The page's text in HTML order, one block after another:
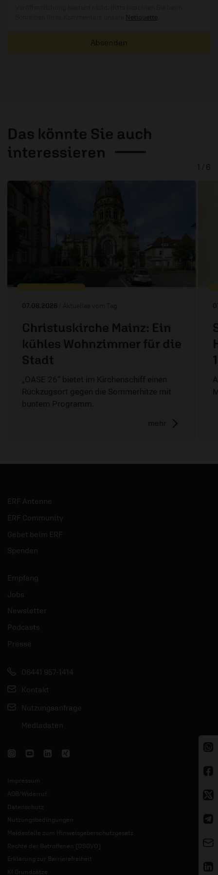
Netiquette
Absenden
Das könnte Sie auch
interessieren
07.08.2026 / Aktuelles vom Tag
Christuskirche Mainz: Ein
kühles Wohnzimmer für die
Stadt
„OASE 26“ bietet im Kirchenschiff einen
Rückzugsort gegen die Sommerhitze mit
buntem Programm.
mehr
1 / 6
ERF Antenne
ERF Community
Gebet beim ERF
Spenden
Empfang
Jobs
Newsletter
Podcasts
Presse
06441 957-1414
Kontakt
Nutzungsanfrage
Mediadaten
Impressum
AGB/Widerruf
Datenschutz
Nutzungsbedingungen
Meldestelle zum Hinweisgeberschutzgesetz
Rechte der Betroffenen (DSGVO)
Erklärung zur Barrierefreiheit
KI Grundsätze